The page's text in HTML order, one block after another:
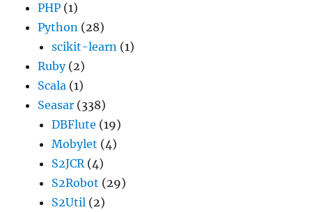
PHP (1)
Python (28)
scikit-learn (1)
Ruby(2)
Scala (1)
Seasar (338)
DBFlute (19)
Mobylet (4)
S2JCR(4)
S2Robot (29)
S2Util (2)